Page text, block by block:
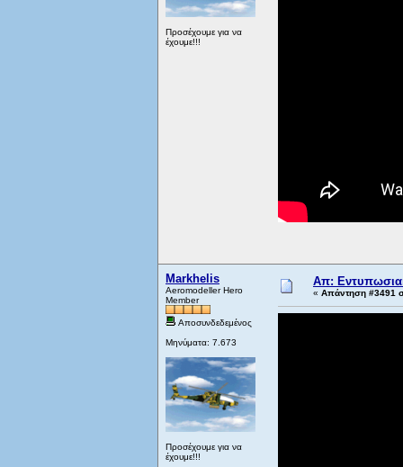
Προσέχουμε για να
έχουμε!!!
Markhelis
Aeromodeller Hero
Member
Αποσυνδεδεμένος
Μηνύματα: 7.673
Προσέχουμε για να
έχουμε!!!
Απ:
« Απάντηση #3491